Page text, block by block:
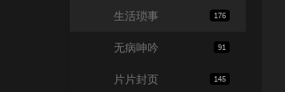
176
生活琐事
91
无病呻吟
145
片片封页